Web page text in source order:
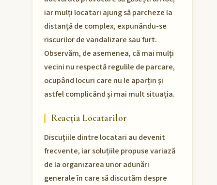
iar mulți locatari ajung să parcheze la
distanță de complex, expunându-se
riscurilor de vandalizare sau furt.
Observăm, de asemenea, că mai mulți
vecini nu respectă regulile de parcare,
ocupând locuri care nu le aparțin și
astfel complicând și mai mult situația.
Reacția Locatarilor
Discuțiile dintre locatari au devenit
frecvente, iar soluțiile propuse variază
de la organizarea unor adunări
generale în care să discutăm despre